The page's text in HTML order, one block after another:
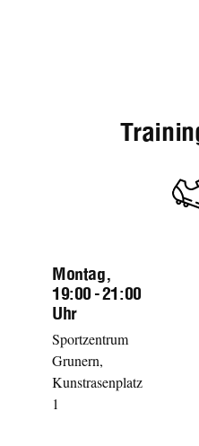
Montag,
19:00 - 21:00
Uhr
Sportzentrum
Grunern,
Kunstrasenplatz
1